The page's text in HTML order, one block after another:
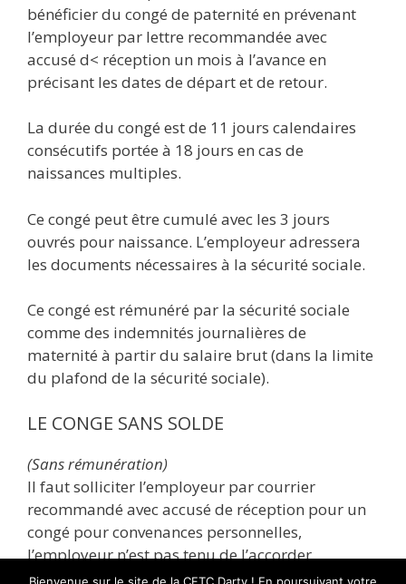
bénéficier du congé de paternité en prévenant
l’employeur par lettre recommandée avec
accusé d< réception un mois à l’avance en
précisant les dates de départ et de retour.
La durée du congé est de 11 jours calendaires
consécutifs portée à 18 jours en cas de
naissances multiples.
Ce congé peut être cumulé avec les 3 jours
ouvrés pour naissance. L’employeur adressera
les documents nécessaires à la sécurité sociale.
Ce congé est rémunéré par la sécurité sociale
comme des indemnités journalières de
maternité à partir du salaire brut (dans la limite
du plafond de la sécurité sociale).
LE CONGE SANS SOLDE
(Sans rémunération)
Il faut solliciter l’employeur par courrier
recommandé avec accusé de réception pour un
congé pour convenances personnelles,
l’employeur n’est pas tenu de l’accorder.